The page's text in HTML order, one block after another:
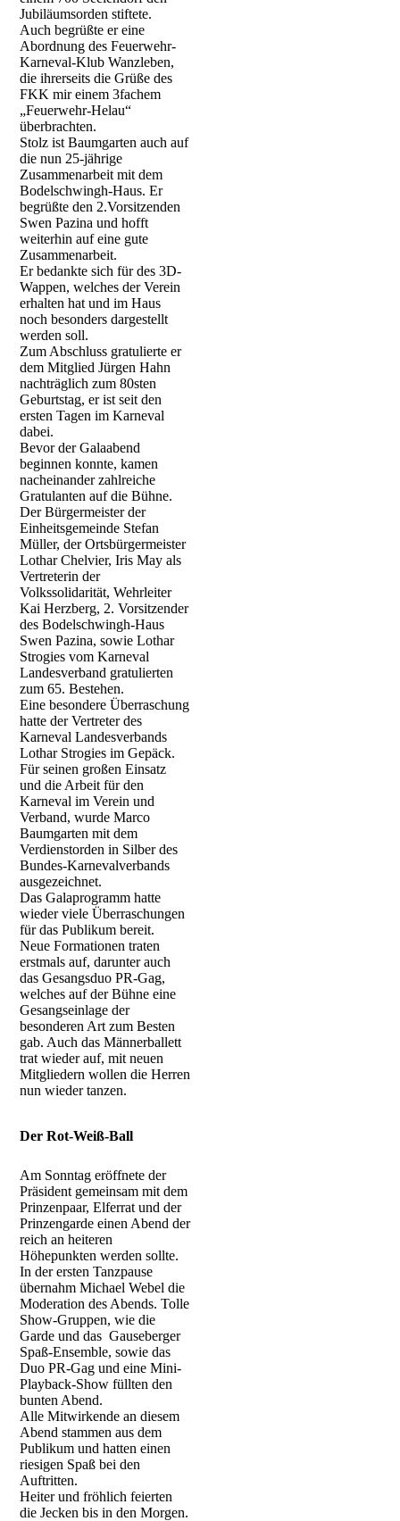
Jubiläumsorden stiftete.
Auch begrüßte er eine
Abordnung des Feuerwehr-
Karneval-Klub Wanzleben,
die ihrerseits die Grüße des
FKK mir einem 3fachem
„Feuerwehr-Helau“
überbrachten.
Stolz ist Baumgarten auch auf
die nun 25-jährige
Zusammenarbeit mit dem
Bodelschwingh-Haus. Er
begrüßte den 2.Vorsitzenden
Swen Pazina und hofft
weiterhin auf eine gute
Zusammenarbeit.
Er bedankte sich für des 3D-
Wappen, welches der Verein
erhalten hat und im Haus
noch besonders dargestellt
werden soll.
Zum Abschluss gratulierte er
dem Mitglied Jürgen Hahn
nachträglich zum 80sten
Geburtstag, er ist seit den
ersten Tagen im Karneval
dabei.
Bevor der Galaabend
beginnen konnte, kamen
nacheinander zahlreiche
Gratulanten auf die Bühne.
Der Bürgermeister der
Einheitsgemeinde Stefan
Müller, der Ortsbürgermeister
Lothar Chelvier, Iris May als
Vertreterin der
Volkssolidarität, Wehrleiter
Kai Herzberg, 2. Vorsitzender
des Bodelschwingh-Haus
Swen Pazina, sowie Lothar
Strogies vom Karneval
Landesverband gratulierten
zum 65. Bestehen.
Eine besondere Überraschung
hatte der Vertreter des
Karneval Landesverbands
Lothar Strogies im Gepäck.
Für seinen großen Einsatz
und die Arbeit für den
Karneval im Verein und
Verband, wurde Marco
Baumgarten mit dem
Verdienstorden in Silber des
Bundes-Karnevalverbands
ausgezeichnet.
Das Galaprogramm hatte
wieder viele Überraschungen
für das Publikum bereit.
Neue Formationen traten
erstmals auf, darunter auch
das Gesangsduo PR-Gag,
welches auf der Bühne eine
Gesangseinlage der
besonderen Art zum Besten
gab. Auch das Männerballett
trat wieder auf, mit neuen
Mitgliedern wollen die Herren
nun wieder tanzen.
Der Rot-Weiß-Ball
Am Sonntag eröffnete der
Präsident gemeinsam mit dem
Prinzenpaar, Elferrat und der
Prinzengarde einen Abend der
reich an heiteren
Höhepunkten werden sollte.
In der ersten Tanzpause
übernahm Michael Webel die
Moderation des Abends. Tolle
Show-Gruppen, wie die
Garde und das Gauseberger
Spaß-Ensemble, sowie das
Duo PR-Gag und eine Mini-
Playback-Show füllten den
bunten Abend.
Alle Mitwirkende an diesem
Abend stammen aus dem
Publikum und hatten einen
riesigen Spaß bei den
Auftritten.
Heiter und fröhlich feierten
die Jecken bis in den Morgen.